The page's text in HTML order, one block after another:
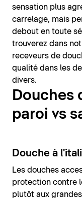
sensation plus
carrelage, mais
debout en toute
trouverez dans
receveurs de
qualité dans les
divers.
Douches
paroi vs
Douche à
Les douches
protection contre
plutôt aux